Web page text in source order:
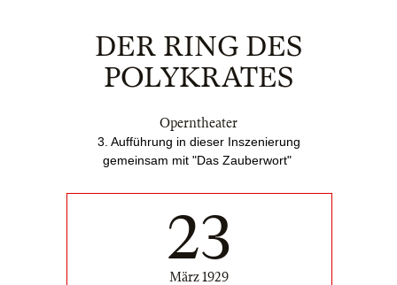
DER RING DES
POLYKRATES
Operntheater
3. Aufführung in dieser Inszenierung
gemeinsam mit "Das Zauberwort"
23
März 1929